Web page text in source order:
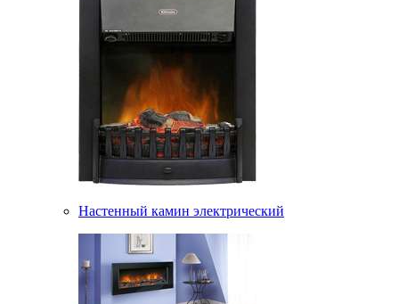
Настенный камин электрический